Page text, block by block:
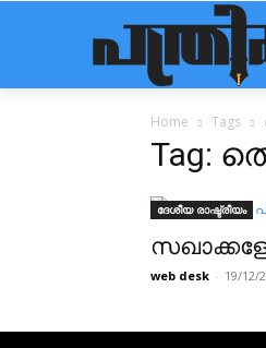
Home Tags
Tag:
ദേശീയ രാഷ്ട്രീയം
സഖാക്കളേ,
web desk - 19/12/